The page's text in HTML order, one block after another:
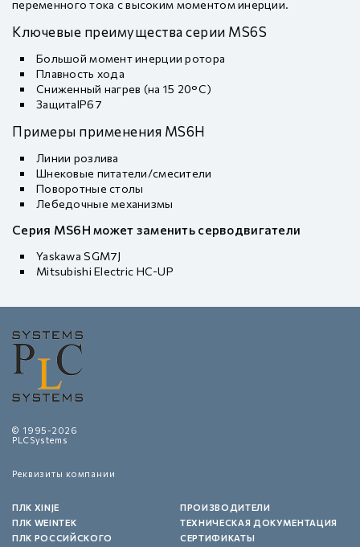
переменного тока с высоким моментом инерции.
Ключевые преимущества серии MS6S
Большой момент инерции ротора
Плавность хода
Сниженный нагрев (на 15 20°C)
ЗащитаIP67
Примеры применения MS6H
Линии розлива
Шнековые питатели/смесители
Поворотные столы
Лебедочные механизмы
Серия MS6H может заменить серводвигатели
Yaskawa SGM7J
Mitsubishi Electric HC-UP
© 1995-2026
PLCSystems
Реквизиты компании
ПЛК XINJE
ПЛК WEINTEK
ПЛК РОССИЙСКОГО
ПРОИЗВОДИТЕЛИ
ТЕХНИЧЕСКАЯ ДОКУМЕНТАЦИЯ
СЕРТИФИКАТЫ